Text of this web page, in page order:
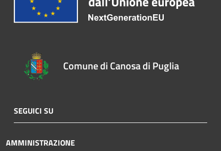
Comune di Canosa di Puglia
SEGUICI SU
AMMINISTRAZIONE